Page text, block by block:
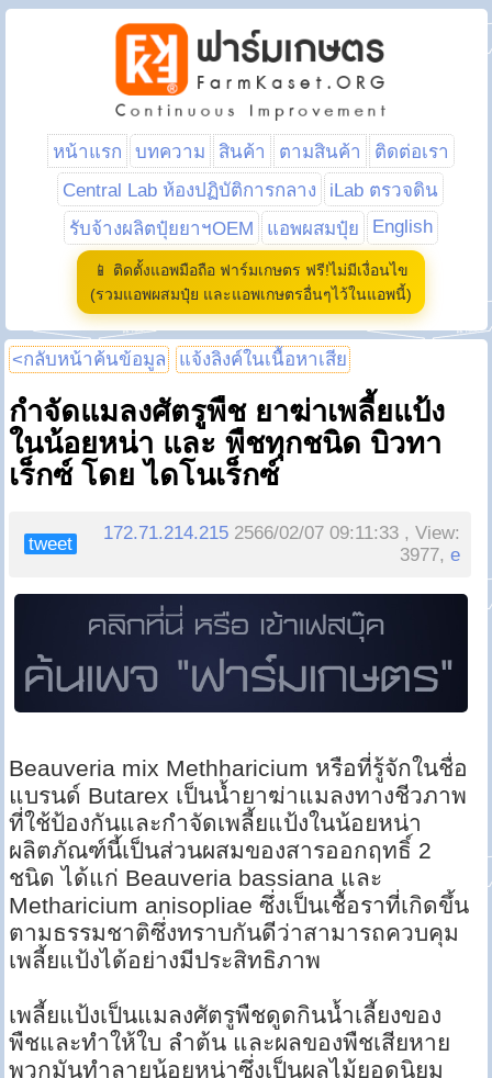
หน้าแรก บทความ สินค้า ตามสินค้า
ติดต่อเรา
Central Lab ห้องปฏิบัติการกลาง
iLab ตรวจดิน
รับจ้างผลิตปุ๋ยยาฯOEM
แอพผสมปุ๋ย English
📱 ติดตั้งแอพมือถือ ฟาร์มเกษตร ฟรี!ไม่มีเงื่อนไข
(รวมแอพผสมปุ๋ย และแอพเกษตรอื่นๆไว้ในแอพนี้)
<กลับหน้าค้นข้อมูล แจ้งลิงค์ในเนื้อหาเสีย
กำจัดแมลงศัตรูพืช ยาฆ่าเพลี้ยแป้ง
ในน้อยหน่า และ พืชทุกชนิด บิวทา
เร็กซ์ โดย ไดโนเร็กซ์
tweet
172.71.214.215 2566/02/07 09:11:33 , View:
3977,e
Beauveria mix Methharicium หรือที่รู้จักในชื่อ
แบรนด์ Butarex เป็นน้ำยาฆ่าแมลงทางชีวภาพ
ที่ใช้ป้องกันและกำจัดเพลี้ยแป้งในน้อยหน่า
ผลิตภัณฑ์นี้เป็นส่วนผสมของสารออกฤทธิ์ 2
ชนิด ได้แก่ Beauveria bassiana และ
Metharicium anisopliae ซึ่งเป็นเชื้อราที่เกิดขึ้น
ตามธรรมชาติซึ่งทราบกันดีว่าสามารถควบคุม
เพลี้ยแป้งได้อย่างมีประสิทธิภาพ
เพลี้ยแป้งเป็นแมลงศัตรูพืชดูดกินน้ำเลี้ยงของ
พืชและทำให้ใบ ลำต้น และผลของพืชเสียหาย
พวกมันทำลายน้อยหน่าซึ่งเป็นผลไม้ยอดนิยม